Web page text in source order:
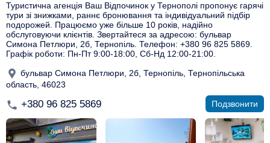
Туристична агенція Ваш Відпочинок у Тернополі пропонує гарячі
тури зі знижками, раннє бронювання та індивідуальний підбір
подорожей. Працюємо уже більше 10 років, надійно
обслуговуючи клієнтів. Звертайтеся за адресою: бульвар
Симона Петлюри, 2б, Тернопіль. Телефон: +380 96 825 5869.
Графік роботи: Пн-Пт 9:00-18:00, Сб-Нд 12:00-21:00.
бульвар Симона Петлюри, 2б, Тернопіль, Тернопільська
область, 46023
+380 96 825 5869 Подзвонити